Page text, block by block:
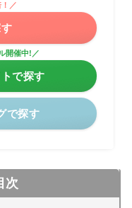
／
で探す
開催中!／
で探す
次